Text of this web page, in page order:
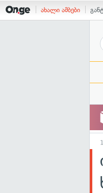
ახალი ამბები